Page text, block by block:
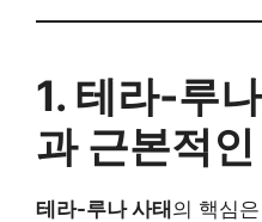
1. 테라-루
과 근본적
테라-루나 사태의 핵심